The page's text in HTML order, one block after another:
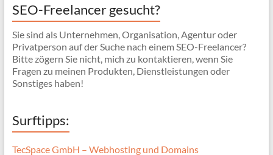
SEO-Freelancer gesucht?
Sie sind als Unternehmen, Organisation, Agentur oder
Privatperson auf der Suche nach einem SEO-Freelancer?
Bitte zögern Sie nicht, mich zu kontaktieren, wenn Sie
Fragen zu meinen Produkten, Dienstleistungen oder
Sonstiges haben!
Surftipps:
TecSpace GmbH – Webhosting und Domains